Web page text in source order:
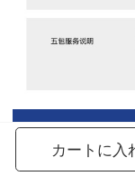
カートに入